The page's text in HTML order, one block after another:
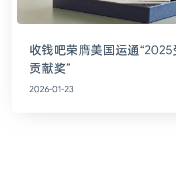
收钱吧荣膺美国运通“2025
贡献奖”
2026-01-23